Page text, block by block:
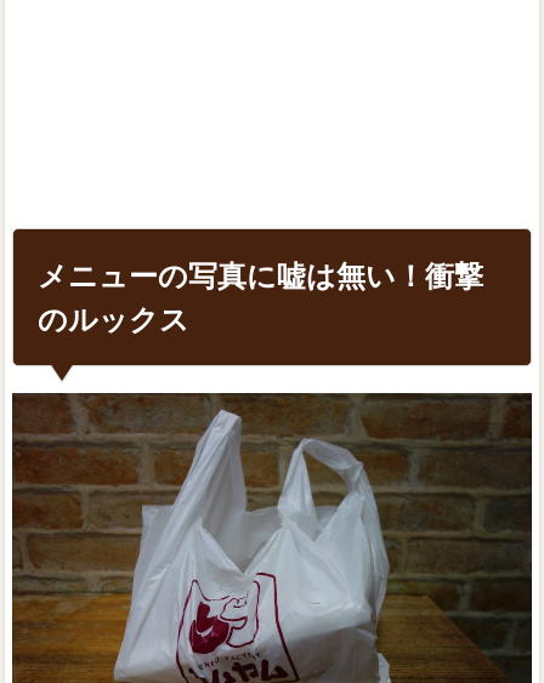
メニューの写真に嘘は無い！衝撃
のルックス